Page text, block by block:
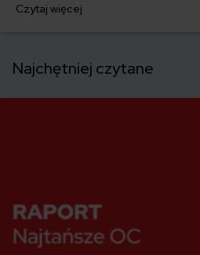
kolejnych czterech kółek. Wychodzą
Czytaj więcej
Najchętniej czytane